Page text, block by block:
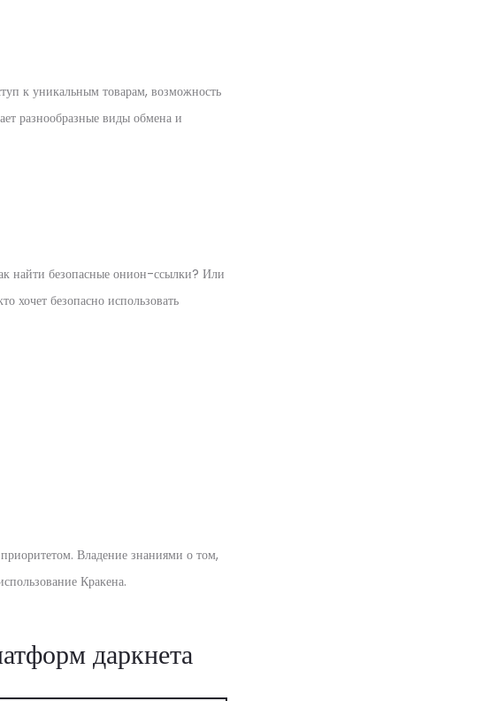
к уникальным товарам, возможность
разнообразные виды обмена и
найти безопасные онион-ссылки? Или
хочет безопасно использовать
Владение знаниями о том,
Кракена.
даркнета